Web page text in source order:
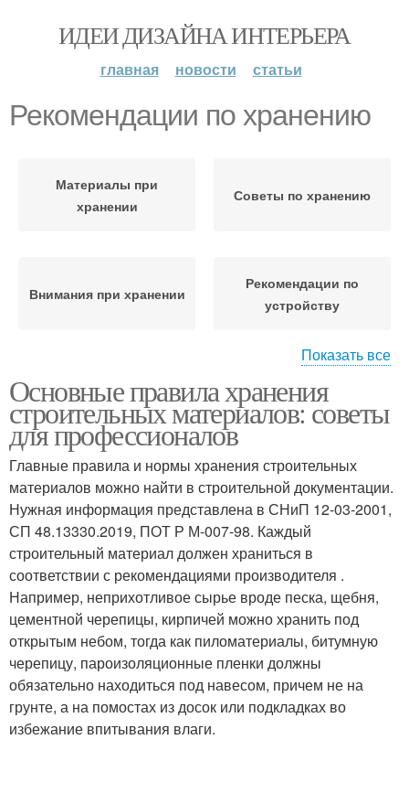
ИДЕИ ДИЗАЙНА ИНТЕРЬЕРА
главная новости статьи
Рекомендации по хранению
Материалы при
хранении
Советы по хранению
Внимания при хранении
Рекомендации по
устройству
Условия для хранения Хранения в помещениях
Нормативы для
хранения
Правильное хранение
Хранения на срок
Известь при
неправильном
хранении
Показать все
Основные правила хранения
строительных материалов: советы
для профессионалов
Главные правила и нормы хранения строительных
материалов можно найти в строительной документации.
Нужная информация представлена в СНиП 12-03-2001,
СП 48.13330.2019, ПОТ Р М-007-98. Каждый
строительный материал должен храниться в
соответствии с рекомендациями производителя .
Например, неприхотливое сырье вроде песка, щебня,
цементной черепицы, кирпичей можно хранить под
открытым небом, тогда как пиломатериалы, битумную
черепицу, пароизоляционные пленки должны
обязательно находиться под навесом, причем не на
грунте, а на помостах из досок или подкладках во
избежание впитывания влаги.